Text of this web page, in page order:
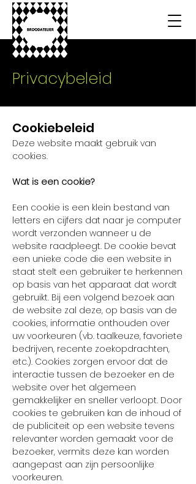
Privacybeleid
Cookiebeleid
Deze website maakt gebruik van
cookies.
Wat is een cookie?
Een cookie is een klein bestand van
letters en cijfers dat naar je computer
wordt verzonden wanneer u de
website raadpleegt. De cookie bevat
een unieke code die een website in
staat stelt een gebruiker te herkennen
op basis van het apparaat dat wordt
gebruikt. Bij een volgend bezoek aan
de website zal deze, op basis van de
cookies, informatie onthouden over
uw voorkeuren (vb. taalkeuze, favoriete
bedrijven, recente zoekopdrachten,
etc.). Cookies zorgen ervoor dat de
interactie tussen de bezoeker en de
website over het algemeen
gemakkelijker en sneller verloopt. Door
cookies te gebruiken kan de inhoud of
de publiciteit op een website tevens
relevanter worden gemaakt voor de
bezoeker, vermits deze kan worden
aangepast aan zijn persoonlijke
voorkeuren.